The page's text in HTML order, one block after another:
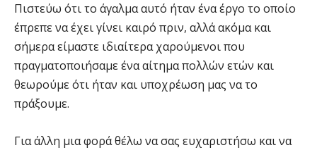
Πιστεύω ότι το άγαλμα αυτό ήταν ένα έργο το οποίο
έπρεπε να έχει γίνει καιρό πριν, αλλά ακόμα και
σήμερα είμαστε ιδιαίτερα χαρούμενοι που
πραγματοποιήσαμε ένα αίτημα πολλών ετών και
θεωρούμε ότι ήταν και υποχρέωση μας να το
πράξουμε.
Για άλλη μια φορά θέλω να σας ευχαριστήσω και να